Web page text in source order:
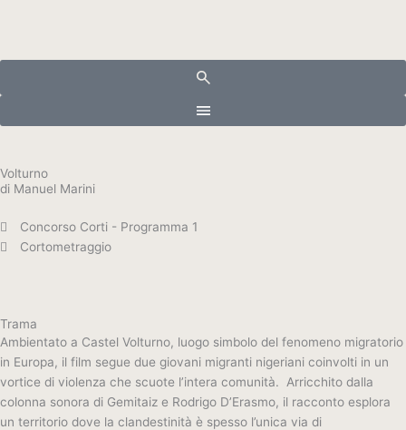
Volturno
di Manuel Marini
Concorso Corti - Programma 1
Cortometraggio
Trama
Ambientato a Castel Volturno, luogo simbolo del fenomeno migratorio
in Europa, il film segue due giovani migranti nigeriani coinvolti in un
vortice di violenza che scuote l’intera comunità. Arricchito dalla
colonna sonora di Gemitaiz e Rodrigo D’Erasmo, il racconto esplora
un territorio dove la clandestinità è spesso l’unica via di